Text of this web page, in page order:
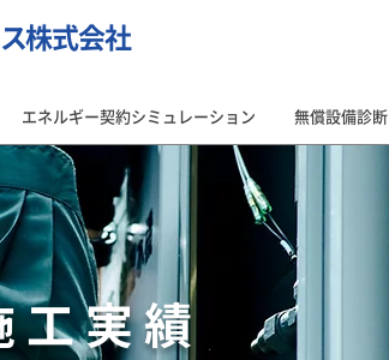
株式会社
エネルギー契約シミュレーション 無償設備診断
工 実 績